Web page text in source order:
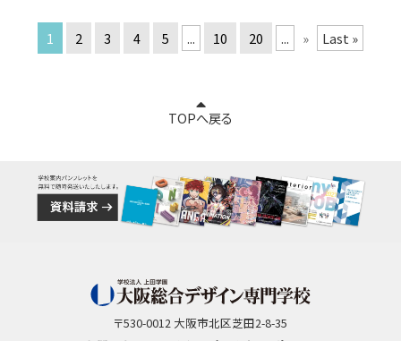
1 2 3 4 5 ... 10 20 ... » Last »
TOPへ戻る
〒530-0012 大阪市北区芝田2-8-35